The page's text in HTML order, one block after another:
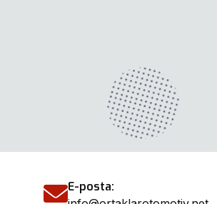
E-posta: